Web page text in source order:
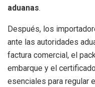
aduanas.
Después, los
ante las autoridades
factura comercial, el
embarque y el
esenciales para regular